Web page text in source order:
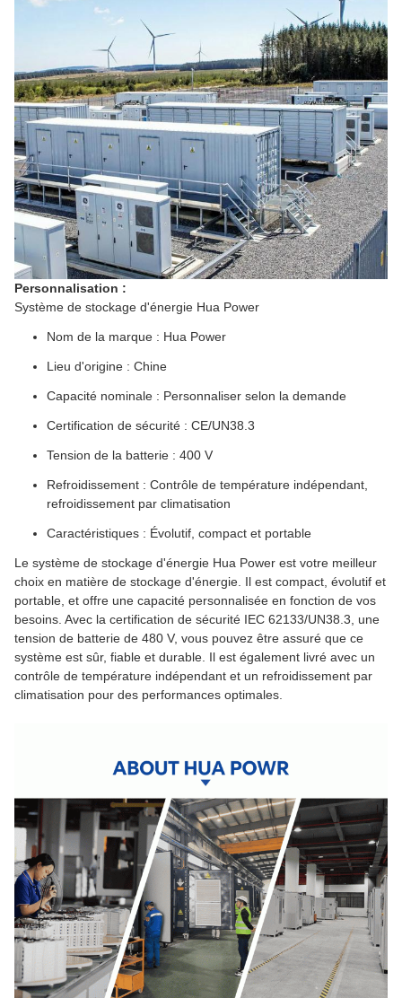
Personnalisation :
Système de stockage d'énergie Hua Power
Nom de la marque : Hua Power
Lieu d'origine : Chine
Capacité nominale : Personnaliser selon la demande
Certification de sécurité : CE/UN38.3
Tension de la batterie : 400 V
Refroidissement : Contrôle de température indépendant,
refroidissement par climatisation
Caractéristiques : Évolutif, compact et portable
Le système de stockage d'énergie Hua Power est votre meilleur
choix en matière de stockage d'énergie. Il est compact, évolutif et
portable, et offre une capacité personnalisée en fonction de vos
besoins. Avec la certification de sécurité IEC 62133/UN38.3, une
tension de batterie de 480 V, vous pouvez être assuré que ce
système est sûr, fiable et durable. Il est également livré avec un
contrôle de température indépendant et un refroidissement par
climatisation pour des performances optimales.